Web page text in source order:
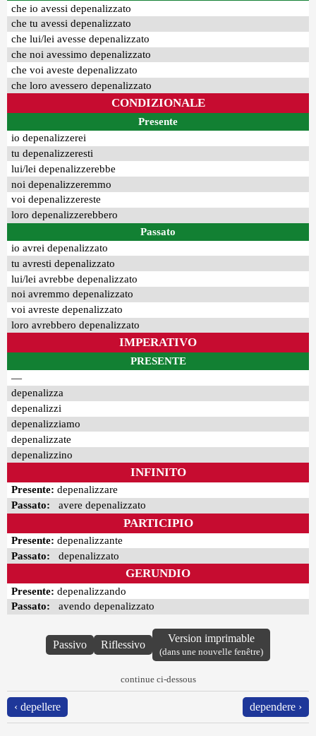
che io avessi depenalizzato
che tu avessi depenalizzato
che lui/lei avesse depenalizzato
che noi avessimo depenalizzato
che voi aveste depenalizzato
che loro avessero depenalizzato
CONDIZIONALE
Presente
io depenalizzerei
tu depenalizzeresti
lui/lei depenalizzerebbe
noi depenalizzeremmo
voi depenalizzereste
loro depenalizzerebbero
Passato
io avrei depenalizzato
tu avresti depenalizzato
lui/lei avrebbe depenalizzato
noi avremmo depenalizzato
voi avreste depenalizzato
loro avrebbero depenalizzato
IMPERATIVO
PRESENTE
—
depenalizza
depenalizzi
depenalizziamo
depenalizzate
depenalizzino
INFINITO
Presente: depenalizzare
Passato: avere depenalizzato
PARTICIPIO
Presente: depenalizzante
Passato: depenalizzato
GERUNDIO
Presente: depenalizzando
Passato: avendo depenalizzato
Passivo Riflessivo
Version imprimable
(dans une nouvelle fenêtre)
continue ci-dessous
‹ depellere dependere ›